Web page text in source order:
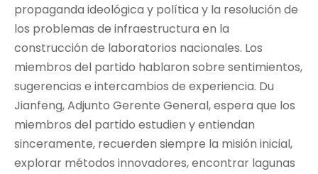
propaganda ideológica y política y la resolución de
los problemas de infraestructura en la
construcción de laboratorios nacionales. Los
miembros del partido hablaron sobre sentimientos,
sugerencias e intercambios de experiencia. Du
Jianfeng, Adjunto Gerente General, espera que los
miembros del partido estudien y entiendan
sinceramente, recuerden siempre la misión inicial,
explorar métodos innovadores, encontrar lagunas